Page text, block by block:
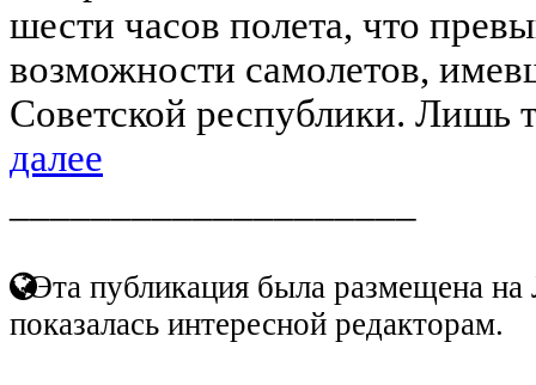
шести часов полета, что
возможности самолетов,
Советской республики. Лишь
далее
Эта публикация была размещена на
показалась интересной редакторам.